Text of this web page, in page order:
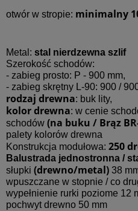
otwór w stropie: minimalny
Metal: stal nierdzewna szlif
Szerokość schodów:
- zabieg prosto: P - 900 mm,
- zabieg skrętny L-90: 900 /
rodzaj drewna: buk lity,
kolor drewna: w cenie
schodów (na buku / Brąz
palety kolorów drewna
Konstrukcja modułowa: 250
Balustrada jednostronna /
słupki (drewno/metal) 38
wpuszczane w stopnie / co
wypełnienie rurki poziome 12
pochwyt drewno 50 mm